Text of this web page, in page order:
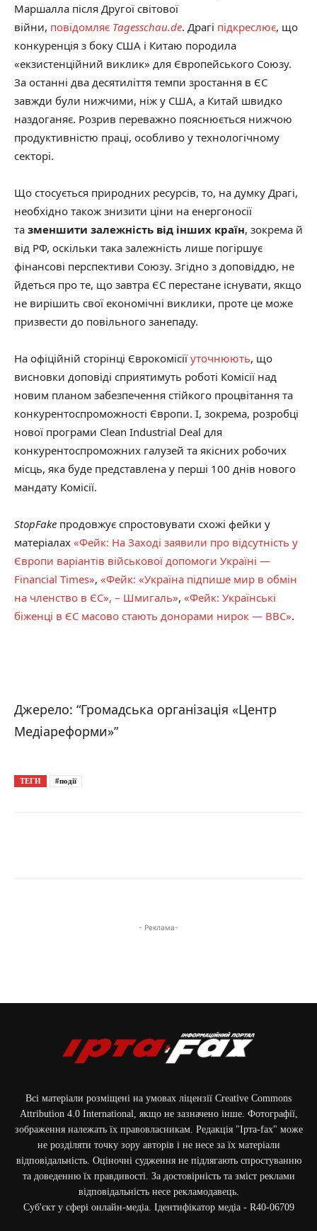
Маршалла після Другої світової
війни, повідомляє Tagesschau.de. Драгі підкреслює, що
конкуренція з боку США і Китаю породила
«екзистенційний виклик» для Європейського Союзу.
За останні два десятиліття темпи зростання в ЄС
завжди були нижчими, ніж у США, а Китай швидко
наздоганяє. Розрив переважно пояснюється нижчою
продуктивністю праці, особливо у технологічному
секторі.
Що стосується природних ресурсів, то, на думку Драгі,
необхідно також знизити ціни на енергоносії
та зменшити залежність від інших країн, зокрема й
від РФ, оскільки така залежність лише погіршує
фінансові перспективи Союзу. Згідно з доповіддю, не
йдеться про те, що завтра ЄС перестане існувати, якщо
не вирішить свої економічні виклики, проте це може
призвести до повільного занепаду.
На офіційній сторінці Єврокомісії уточнюють, що
висновки доповіді сприятимуть роботі Комісії над
новим планом забезпечення стійкого процвітання та
конкурентоспроможності Європи. І, зокрема, розробці
нової програми Clean Industrial Deal для
конкурентоспроможних галузей та якісних робочих
місць, яка буде представлена ​​у перші 100 днів нового
мандату Комісії.
StopFake продовжує спростовувати схожі фейки у
матеріалах «Фейк: На Заході заявили про відсутність у
Європи варіантів військової допомоги Україні —
Financial Times», «Фейк: «Україна підпише мир в обмін
на членство в ЄС», – Шмигаль», «Фейк: Українські
біженці в ЄС масово стають донорами нирок — ВВС».
Джерело: “Громадська організація «Центр
Медіареформи»”
ТЕГИ #події
- Реклама-
Всі матеріали розміщені на умовах ліцензії Creative Commons
Attribution 4.0 International, якщо не зазначено інше. Фотографії,
зображення належать їх правовласникам. Редакція "Ірта-fax" може
не розділяти точку зору авторів і не несе за їх матеріали
відповідальність. Оціночні судження не підлягають спростуванню
та доведенню їх правдивості. За достовірність та зміст реклами
відповідальність несе рекламодавець.
Cуб'єкт у сфері онлайн-медіа. Ідентифікатор медіа - R40-06709